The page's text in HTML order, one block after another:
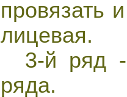
провязать
лицевая.
3-й ряд -
ряда.